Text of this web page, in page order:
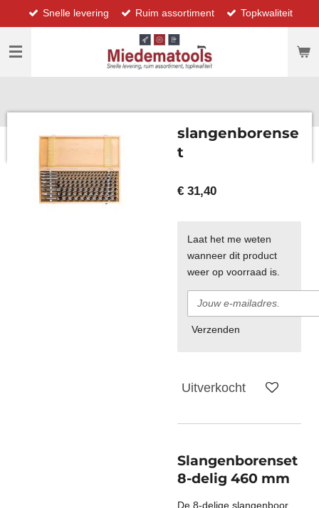
direct
naar
hoofdinhoud
Snelle levering Ruim assortiment Topkwaliteit
slangenborense
t
€ 31,40
Laat het me weten
wanneer dit product
weer op voorraad is.
Verzenden
Uitverkocht
Slangenborenset
8-delig 460 mm
De 8-delige slangenboor